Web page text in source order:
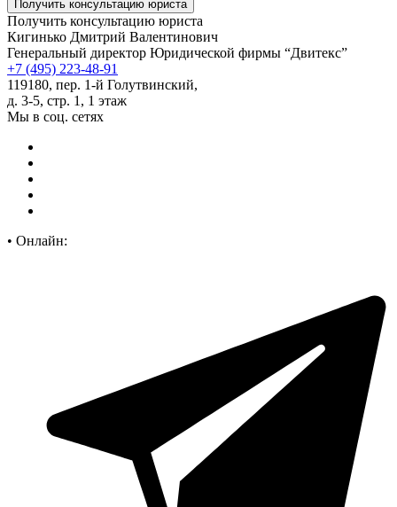
Получить консультацию юриста
Кигинько Дмитрий Валентинович
Генеральный директор Юридической фирмы “Двитекс”
+7 (495) 223-48-91
119180, пер. 1-й Голутвинский,
д. 3-5, стр. 1, 1 этаж
Мы в соц. сетях
• Онлайн: